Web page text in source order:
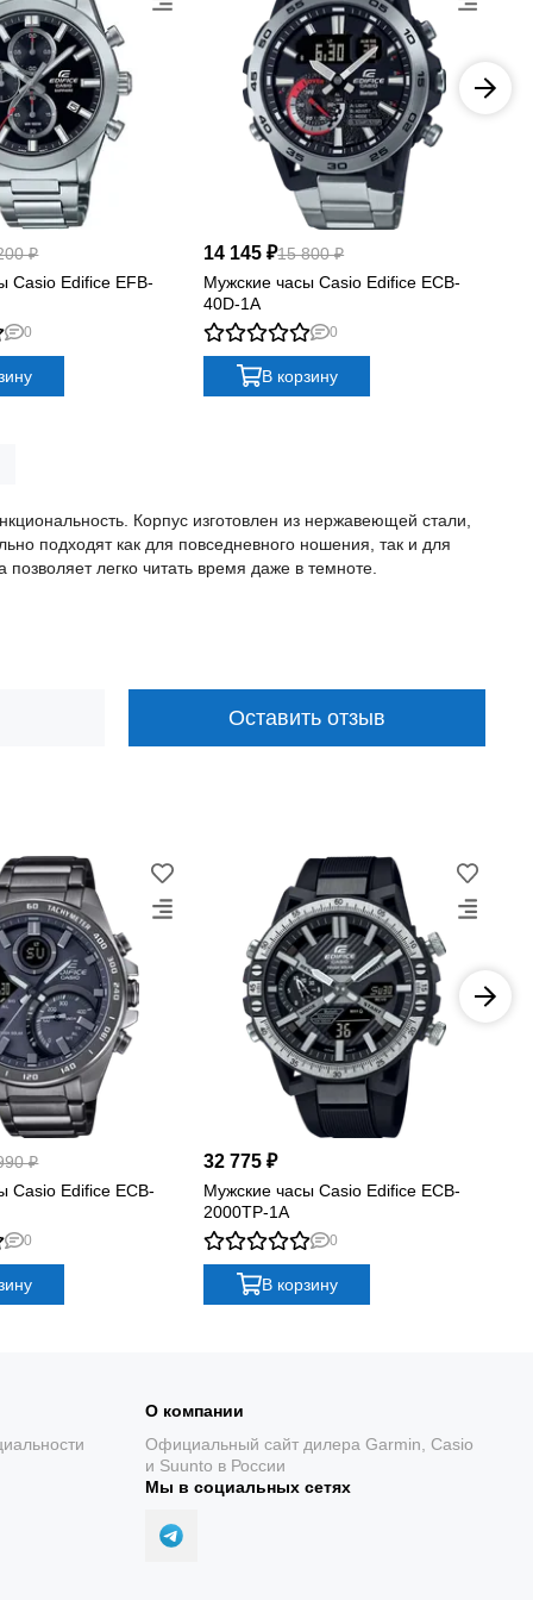
₽
Casio Edifice EFB-
0
14 145 ₽15 800 ₽
Мужские часы Casio Edifice ECB-
40D-1A
0
В корзину
Корпус изготовлен из нержавеющей стали,
подходят как для повседневного ношения, так и для
легко читать время даже в темноте.
Оставить отзыв
₽
Casio Edifice ECB-
0
32 775 ₽
Мужские часы Casio Edifice ECB-
2000TP-1A
0
В корзину
О компании
Официальный сайт дилера Garmin, Casio
и Suunto в России
Мы в социальных сетях